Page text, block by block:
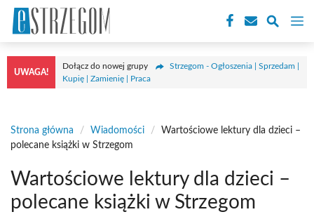
Przejdź
treści
UWAGA!
Dołącz do nowej grupy
Strzegom - Ogłoszenia | Sprzedam |
Kupię | Zamienię | Praca
Strona główna / Wiadomości /
Wartościowe lektury dla dzieci –
polecane książki w Strzegom
Wartościowe lektury dla dzieci –
polecane książki w Strzegom